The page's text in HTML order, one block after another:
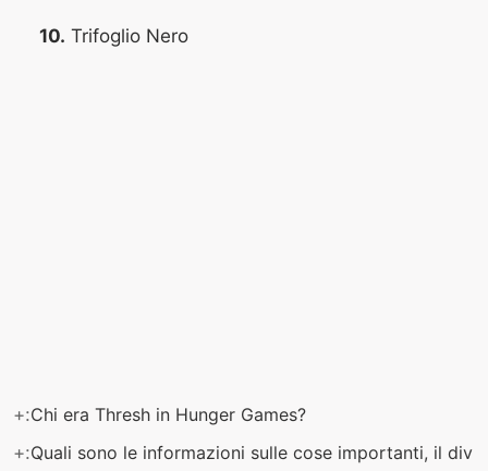
10. Trifoglio Nero
+:Chi era Thresh in Hunger Games?
+:Quali sono le informazioni sulle cose importanti, il div